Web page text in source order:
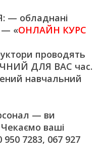
— обладнані
— «ОНЛАЙН КУРС
проводять
ДЛЯ ВАС час.
навчальний
— ви
ваші
7283, 067 927